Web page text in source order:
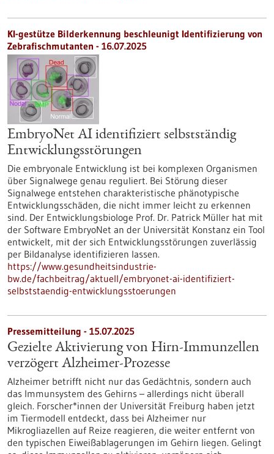
KI-gestütze Bilderkennung beschleunigt Identifizierung von
Zebrafischmutanten - 16.07.2025
EmbryoNet AI identifiziert selbstständig
Entwicklungsstörungen
Die embryonale Entwicklung ist bei komplexen Organismen
über Signalwege genau reguliert. Bei Störung dieser
Signalwege entstehen charakteristische phänotypische
Entwicklungsschäden, die nicht immer leicht zu erkennen
sind. Der Entwicklungsbiologe Prof. Dr. Patrick Müller hat mit
der Software EmbryoNet an der Universität Konstanz ein Tool
entwickelt, mit der sich Entwicklungsstörungen zuverlässig
per Bildanalyse identifizieren lassen.
https://www.gesundheitsindustrie-
bw.de/fachbeitrag/aktuell/embryonet-ai-identifiziert-
selbststaendig-entwicklungsstoerungen
Pressemitteilung - 15.07.2025
Gezielte Aktivierung von Hirn-Immunzellen
verzögert Alzheimer-Prozesse
Alzheimer betrifft nicht nur das Gedächtnis, sondern auch
das Immunsystem des Gehirns – allerdings nicht überall
gleich. Forscher*innen der Universität Freiburg haben jetzt
im Tiermodell entdeckt, dass bei Alzheimer nur
Mikrogliazellen auf Reize reagieren, die weiter entfernt von
den typischen Eiweißablagerungen im Gehirn liegen. Gelingt